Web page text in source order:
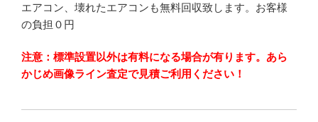
エアコン、壊れたエアコンも無料回収致します。お客様
の負担０円
注意：標準設置以外は有料になる場合が有ります。あら
かじめ画像ライン査定で見積ご利用ください！